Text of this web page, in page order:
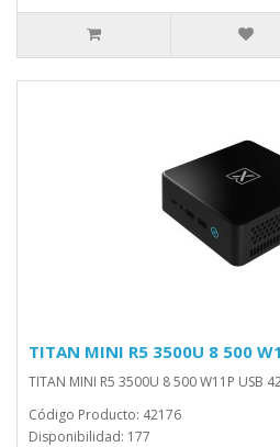
TITAN MINI R5 3500U 8 500
TITAN MINI R5 3500U 8 500 W11P USB
Código Producto: 42176
Disponibilidad: 177